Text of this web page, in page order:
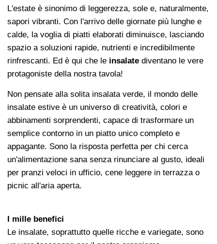
L'estate è sinonimo di leggerezza, sole e, naturalmente,
sapori vibranti. Con l'arrivo delle giornate più lunghe e
calde, la voglia di piatti elaborati diminuisce, lasciando
spazio a soluzioni rapide, nutrienti e incredibilmente
rinfrescanti. Ed è qui che le insalate diventano le vere
protagoniste della nostra tavola!
Non pensate alla solita insalata verde, il mondo delle
insalate estive è un universo di creatività, colori e
abbinamenti sorprendenti, capace di trasformare un
semplice contorno in un piatto unico completo e
appagante. Sono la risposta perfetta per chi cerca
un'alimentazione sana senza rinunciare al gusto, ideali
per pranzi veloci in ufficio, cene leggere in terrazza o
picnic all'aria aperta.
I mille benefici
Le insalate, soprattutto quelle ricche e variegate, sono